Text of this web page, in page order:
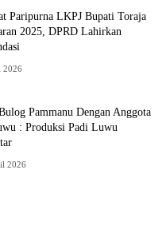
Paripurna LKPJ Bupati Toraja
2025, DPRD Lahirkan
2026
Pammanu Dengan Anggota
: Produksi Padi Luwu
2026